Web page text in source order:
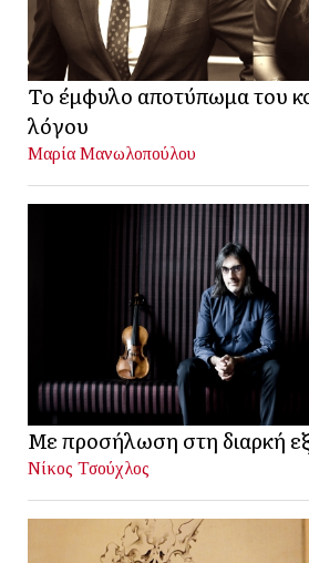
Το έμφυλο αποτύπωμα του
λόγου
Μαρία Μανωλοπούλου
Με προσήλωση στη διαρκή
Νίκος Τσούχλος